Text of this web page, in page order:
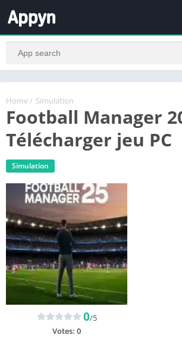
Home / Simulation
Football Manager
Télécharger jeu PC
Simulation
0/5
Votes: 0